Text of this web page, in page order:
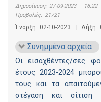
Δημοσίευση: 27-09-2023 16:22
Προβολές: 21721
Έναρξη: 02-10-2023 | Λήξη:
Συνημμένα αρχεία
Οι εισαχθέντες/σες
έτους 2023-2024
τους και τα
στέγαση και σίτιση